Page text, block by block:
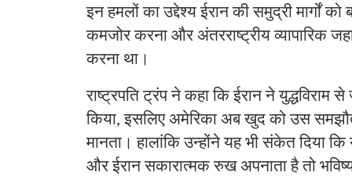
इन हमलों का उद्देश्य ईरान की समुद्री मार्गों
कमजोर करना और अंतरराष्ट्रीय व्यापारिक
करना था।
राष्ट्रपति ट्रंप ने कहा कि ईरान ने युद्धविराम
किया, इसलिए अमेरिका अब खुद को उस
मानता। हालांकि उन्होंने यह भी संकेत दिया कि
और ईरान सकारात्मक रुख अपनाता है तो